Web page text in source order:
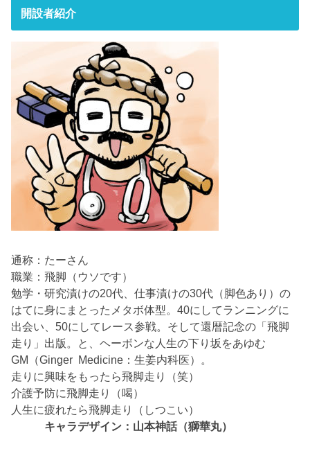
開設者紹介
通称：たーさん
職業：飛脚（ウソです）
勉学・研究漬けの20代、仕事漬けの30代（脚色あり）の
はてに身にまとったメタボ体型。40にしてランニングに
出会い、50にしてレース参戦。そして還暦記念の「飛脚
走り」出版。と、ヘーボンな人生の下り坂をあゆむ
GM（Ginger Medicine：生姜内科医）。
走りに興味をもったら飛脚走り（笑）
介護予防に飛脚走り（喝）
人生に疲れたら飛脚走り（しつこい）
キャラデザイン：山本神話（獅華丸）